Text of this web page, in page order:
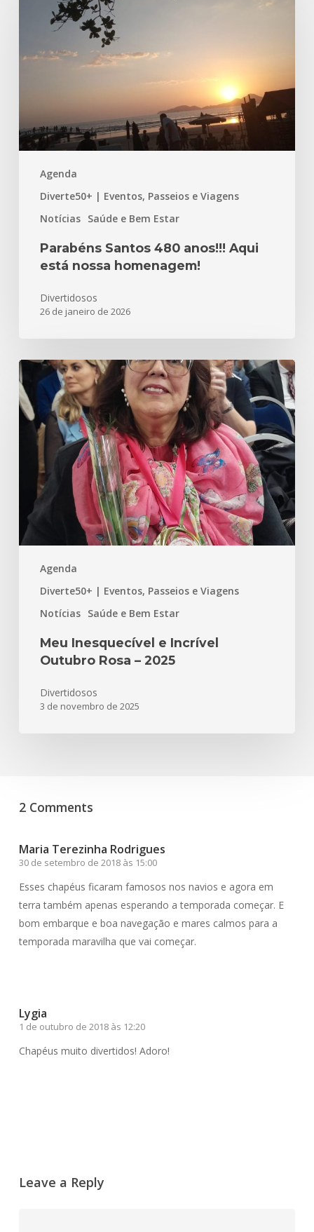
Agenda
Diverte50+ | Eventos, Passeios e Viagens
Notícias Saúde e Bem Estar
está
Parabéns Santos 480 anos!!! Aqui
está nossa homenagem!
Divertidosos
26 de janeiro de 2026
Agenda
Diverte50+ | Eventos, Passeios e Viagens
Notícias Saúde e Bem Estar
Meu
Inesquecível
e
Incrível
Outubro
2025
Meu Inesquecível e Incrível
Outubro Rosa – 2025
Divertidosos
3 de novembro de 2025
2 Comments
Maria Terezinha Rodrigues
30 de setembro de 2018 às 15:00
Esses chapéus ficaram famosos nos navios e agora em
terra também apenas esperando a temporada começar. E
bom embarque e boa navegação e mares calmos para a
temporada maravilha que vai começar.
Lygia
1 de outubro de 2018 às 12:20
Chapéus muito divertidos! Adoro!
Leave a Reply